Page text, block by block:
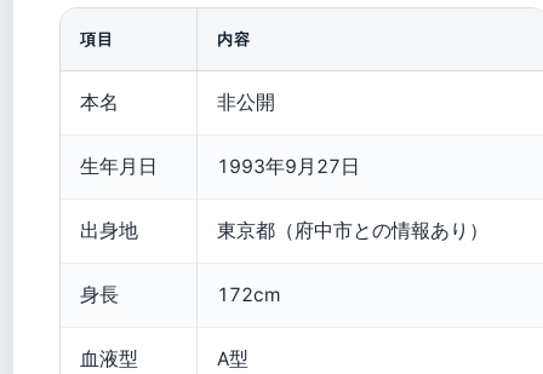
項目 内容
本名 非公開
生年月日 1993年9月27日
出身地 東京都（府中市との情報あり）
身長 172cm
血液型 A型